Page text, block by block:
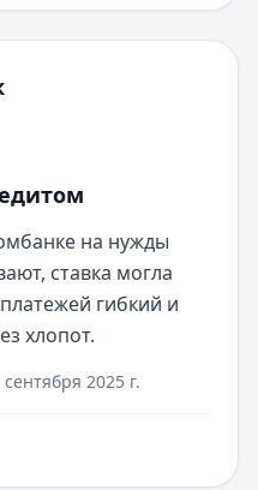
на нужды
ставка могла
гибкий и
хлопот.
сентября 2025 г.